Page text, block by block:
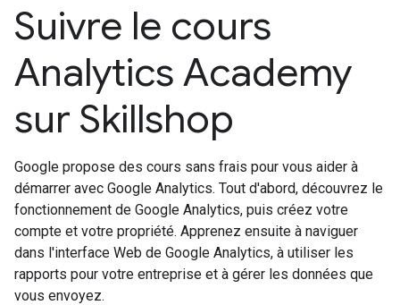
Suivre le cours
Analytics Academy
sur Skillshop
Google propose des cours sans frais pour vous aider à
démarrer avec Google Analytics. Tout d'abord, découvrez le
fonctionnement de Google Analytics, puis créez votre
compte et votre propriété. Apprenez ensuite à naviguer
dans l'interface Web de Google Analytics, à utiliser les
rapports pour votre entreprise et à gérer les données que
vous envoyez.